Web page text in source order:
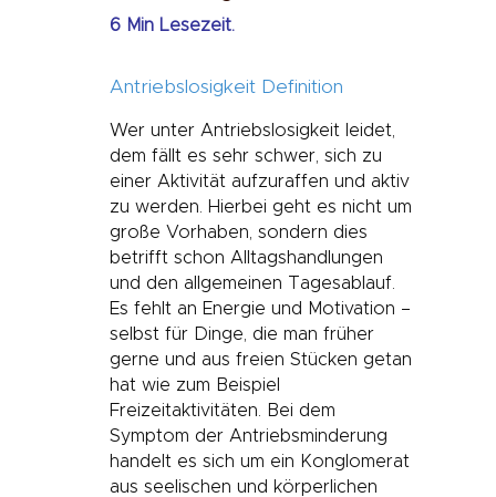
6 Min Lesezeit.
Antriebslosigkeit Definition
Wer unter Antriebslosigkeit leidet,
dem fällt es sehr schwer, sich zu
einer Aktivität aufzuraffen und aktiv
zu werden. Hierbei geht es nicht um
große Vorhaben, sondern dies
betrifft schon Alltagshandlungen
und den allgemeinen Tagesablauf.
Es fehlt an Energie und Motivation –
selbst für Dinge, die man früher
gerne und aus freien Stücken getan
hat wie zum Beispiel
Freizeitaktivitäten. Bei dem
Symptom der Antriebsminderung
handelt es sich um ein Konglomerat
aus seelischen und körperlichen